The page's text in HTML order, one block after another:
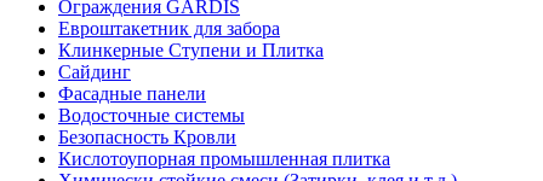
Ограждения GARDIS
Евроштакетник для забора
Клинкерные Ступени и Плитка
Сайдинг
Фасадные панели
Водосточные системы
Безопасность Кровли
Кислотоупорная промышленная плитка